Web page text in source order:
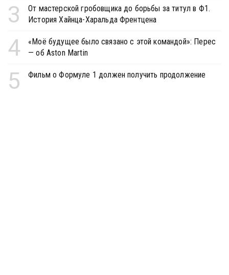
3
От мастерской гробовщика до борьбы за титул в Ф1.
История Хайнца-Харальда Френтцена
4
«Моё будущее было связано с этой командой»: Перес
— об Aston Martin
5 Фильм о Формуле 1 должен получить продолжение